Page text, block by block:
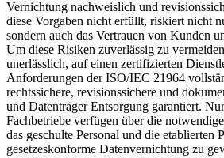
Vernichtung nachweislich und
diese Vorgaben nicht erfüllt, riskiert nicht
sondern auch das Vertrauen von Kunden
Um diese Risiken zuverlässig zu
unerlässlich, auf einen zertifizierten
Anforderungen der ISO/IEC 21964
rechtssichere, revisionssichere und
und Datenträger Entsorgung garantiert.
Fachbetriebe verfügen über die
das geschulte Personal und die etablierten
gesetzeskonforme Datenvernichtung zu